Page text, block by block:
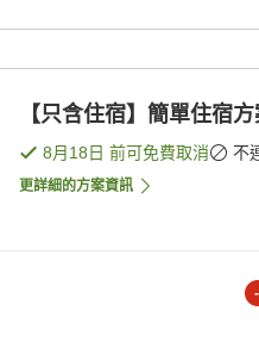
【只含住宿】簡單住宿
8月18日 前可免費取消 不
更詳細的方案資訊
-